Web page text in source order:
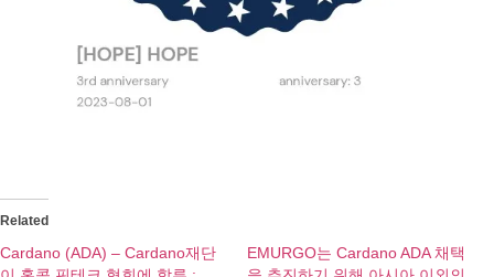
Related
Cardano (ADA) – Cardano재단
EMURGO는 Cardano ADA 채택